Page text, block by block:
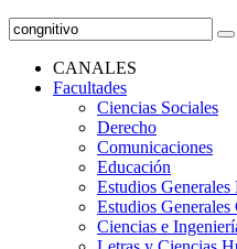
CANALES
Facultades
Ciencias Sociales
Derecho
Comunicaciones
Educación
Estudios Generales
Estudios Generales
Ciencias e